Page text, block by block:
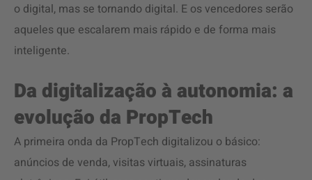
o digital, mas se tornando digital. E os vencedores serão
aqueles que escalarem mais rápido e de forma mais
inteligente.
Da digitalização à autonomia: a
evolução da PropTech
A primeira onda da PropTech digitalizou o básico:
anúncios de venda, visitas virtuais, assinaturas